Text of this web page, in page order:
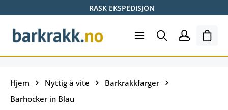
RASK EKSPEDISJON
Hjem Nyttig å vite
Barkrakkfarger
Barhocker in Blau